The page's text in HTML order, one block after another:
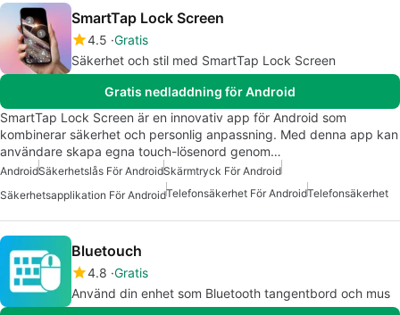
SmartTap Lock Screen
4.5 Gratis
Säkerhet och stil med SmartTap Lock Screen
Gratis nedladdning för Android
SmartTap Lock Screen är en innovativ app för Android som
kombinerar säkerhet och personlig anpassning. Med denna app kan
användare skapa egna touch-lösenord genom…
AndroidSäkerhetslås För AndroidSkärmtryck För Android
Säkerhetsapplikation För AndroidTelefonsäkerhet För AndroidTelefonsäkerhet
Bluetouch
4.8 Gratis
Använd din enhet som Bluetooth tangentbord och mus